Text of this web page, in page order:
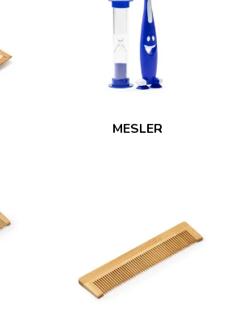
MESLER